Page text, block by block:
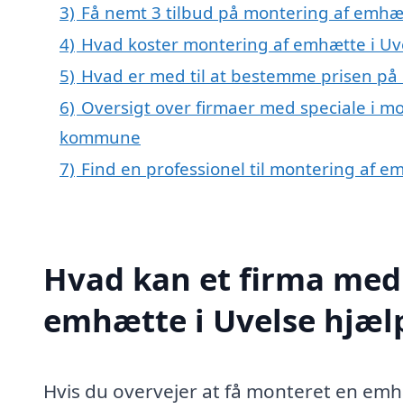
3) Få nemt 3 tilbud på montering af
4) Hvad koster montering af emhætte i
5) Hvad er med til at bestemme prisen
6) Oversigt over firmaer med speciale i
kommune
7) Find en professionel til montering af
Hvad kan et firma
emhætte i Uvelse
Hvis du overvejer at få monteret en